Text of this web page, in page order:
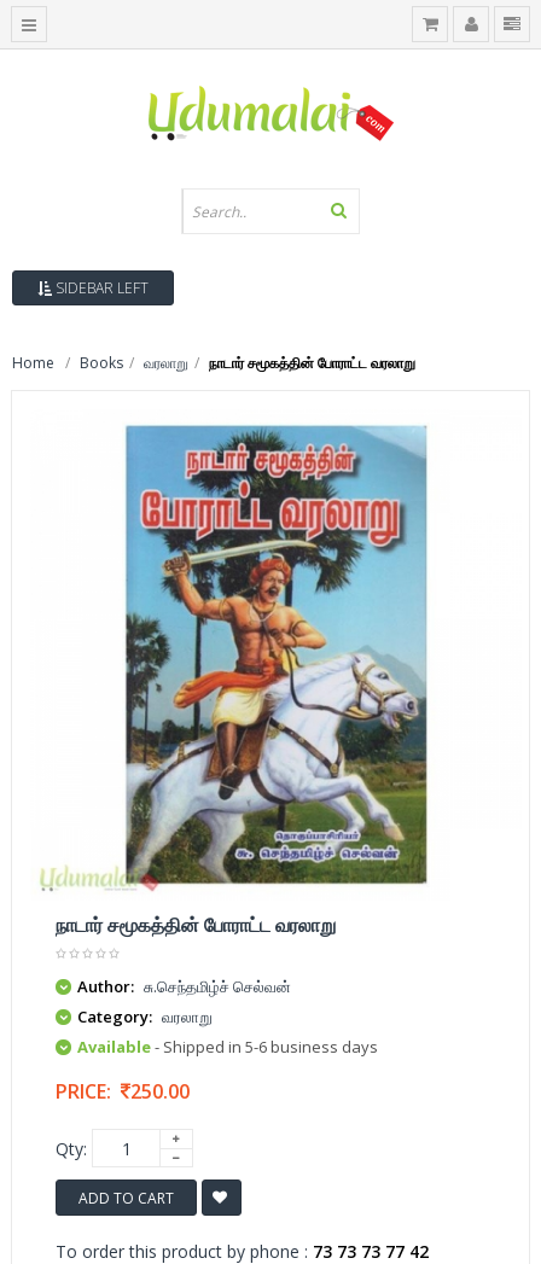
SIDEBAR LEFT
Home Books வரலாறு நாடார் சமூகத்தின் போராட்ட வரலாறு
நாடார் சமூகத்தின் போராட்ட வரலாறு
Author: சு.செந்தமிழ்ச் செல்வன்
Category: வரலாறு
Available- Shipped in 5-6 business days
PRICE: 250.00
Qty:
ADD TO CART
To order this product by phone : 73 73 73 77 42